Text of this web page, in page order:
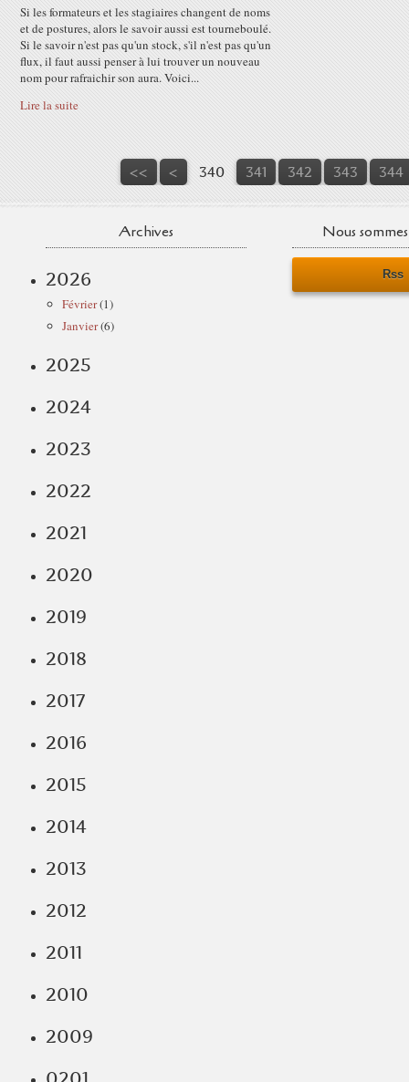
Si les formateurs et les stagiaires changent de noms
et de postures, alors le savoir aussi est tourneboulé.
Si le savoir n'est pas qu'un stock, s'il n'est pas qu'un
flux, il faut aussi penser à lui trouver un nouveau
nom pour rafraichir son aura. Voici...
Lire la suite
<< < 300
310
320
330
340 341 342 343 344
Archives
2026
Février(1)
Janvier(6)
2025
2024
2023
2022
2021
2020
2019
2018
2017
2016
2015
2014
2013
2012
2011
2010
2009
Nous
Rss